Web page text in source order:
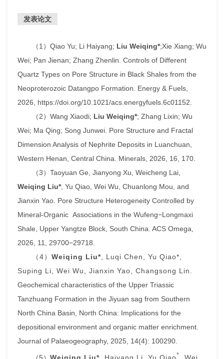
发表论文
（1 ） Qiao Yu; Li Haiyang; Liu Weiqing*;Xie Xiang; Wu
Wei; Pan Jienan; Zhang Zhenlin. Controls of Different
Quartz Types on Pore Structure in Black Shales from the
Neoproterozoic Datangpo Formation. Energy & Fuels
2026, https://doi.org/10.1021/acs.energyfuels.6c01152.
（2） Wang Xiaodi; Liu Weiqing*; Zhang Lixin; Wu
Wei; Ma Qing; Song Junwei. Pore Structure and Fractal
Dimension Analysis of Nephrite Deposits in Luanchuan,
Western Henan, Central China. Minerals , 2026, 16, 170.
（3） Taoyuan Ge, Jianyong Xu, Weicheng Lai,
Weiqing Liu*, Yu Qiao, Wei Wu, Chuanlong Mou, and
Jianxin Yao. Pore Structure Heterogeneity Controlled by
Mineral-Organic Associations in the Wufeng−Longmaxi
Shale, Upper Yangtze Block, South China. ACS Omega
2026, 11, 29700−29718.
（4） Weiqing Liu*, Luqi Chen, Yu Qiao*,
Suping Li, Wei Wu, Jianxin Yao, Changsong Lin.
Geochemical characteristics of the Upper Triassic
Tanzhuang Formation in the Jiyuan sag from Southern
North China Basin, North China: Implications for the
depositional environment and organic matter enrichment.
Journal of Palaeogeography, 2025, 14(4): 100290.
*